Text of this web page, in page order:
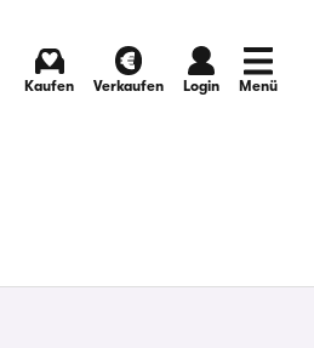
Kaufen Verkaufen Login Menü